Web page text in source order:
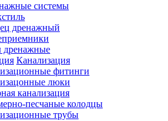
системы
дренажный
дренажные
Канализация
фитинги
люки
канализация
песчаные колодцы
трубы